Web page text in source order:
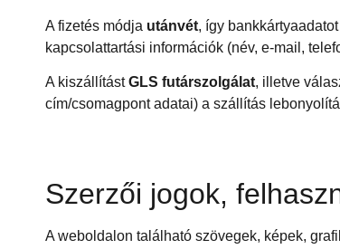
A fizetés módja utánvét, így
kapcsolattartási információk (név, e-mail,
A kiszállítástGLS futárszolgálat, illetve
cím/csomagpont adatai) a szállítás
Szerzői jogok,
A weboldalon található szövegek, képek,